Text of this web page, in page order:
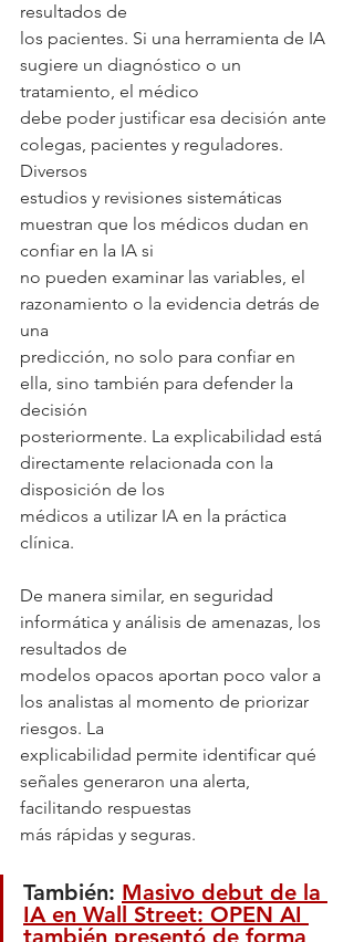
resultados de
los pacientes. Si una herramienta de IA
sugiere un diagnóstico o un
tratamiento, el médico
debe poder justificar esa decisión ante
colegas, pacientes y reguladores.
Diversos
estudios y revisiones sistemáticas
muestran que los médicos dudan en
confiar en la IA si
no pueden examinar las variables, el
razonamiento o la evidencia detrás de
una
predicción, no solo para confiar en
ella, sino también para defender la
decisión
posteriormente. La explicabilidad está
directamente relacionada con la
disposición de los
médicos a utilizar IA en la práctica
clínica.
De manera similar, en seguridad
informática y análisis de amenazas, los
resultados de
modelos opacos aportan poco valor a
los analistas al momento de priorizar
riesgos. La
explicabilidad permite identificar qué
señales generaron una alerta,
facilitando respuestas
más rápidas y seguras.
También: Masivo debut de la
IA en Wall Street: OPEN AI
también presentó de forma